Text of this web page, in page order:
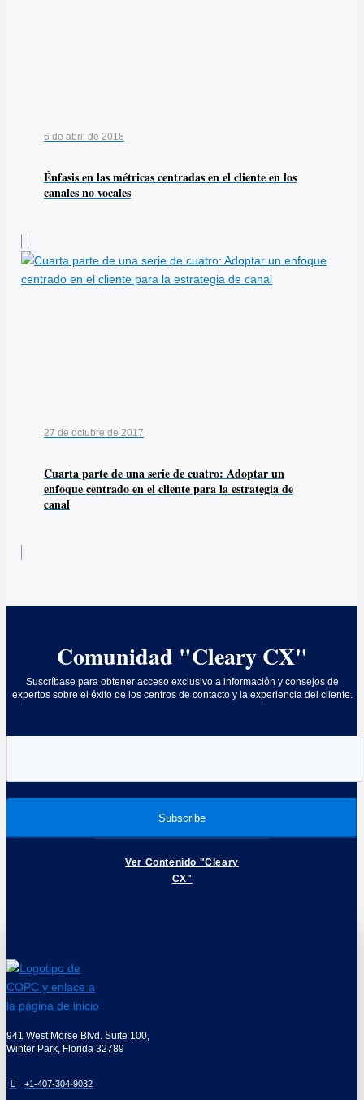
6 de abril de 2018
Énfasis en las métricas centradas en el cliente en los
canales no vocales
27 de octubre de 2017
Cuarta parte de una serie de cuatro: Adoptar un
enfoque centrado en el cliente para la estrategia de
canal
Comunidad "Cleary CX"
Suscríbase para obtener acceso exclusivo a información y consejos de
expertos sobre el éxito de los centros de contacto y la experiencia del cliente.
Ver Contenido "Cleary
CX"
941 West Morse Blvd. Suite 100,
Winter Park, Florida 32789
+1-407-304-9032